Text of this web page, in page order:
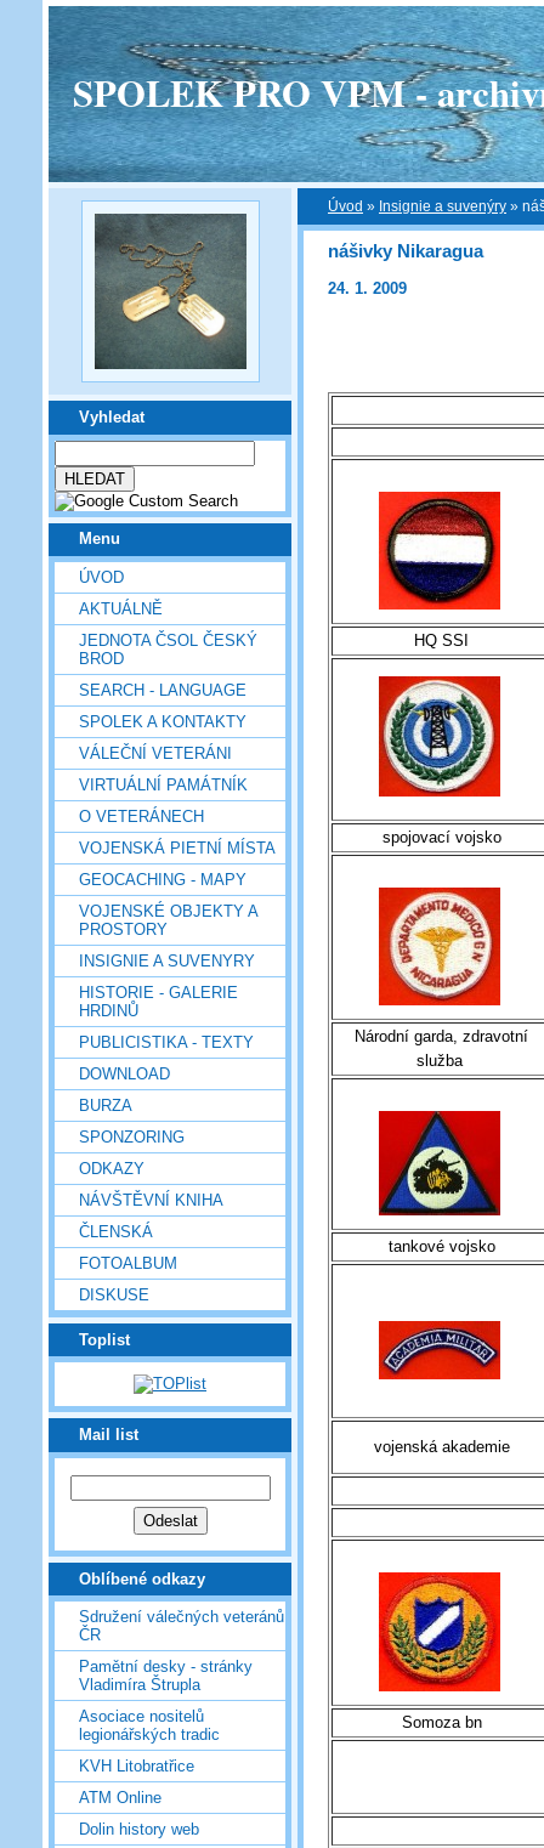
SPOLEK PRO VPM -
Vyhledat
Menu
ÚVOD
AKTUÁLNĚ
JEDNOTA ČSOL ČESKÝ
BROD
SEARCH - LANGUAGE
SPOLEK A KONTAKTY
VÁLEČNÍ VETERÁNI
VIRTUÁLNÍ PAMÁTNÍK
O VETERÁNECH
VOJENSKÁ PIETNÍ MÍSTA
GEOCACHING - MAPY
VOJENSKÉ OBJEKTY A
PROSTORY
INSIGNIE A SUVENYRY
HISTORIE - GALERIE
HRDINŮ
PUBLICISTIKA - TEXTY
DOWNLOAD
BURZA
SPONZORING
ODKAZY
NÁVŠTĚVNÍ KNIHA
ČLENSKÁ
FOTOALBUM
DISKUSE
Toplist
Mail list
Oblíbené odkazy
Sdružení válečných veteránů
ČR
Pamětní desky - stránky
Vladimíra Štrupla
Asociace nositelů
legionářských tradic
KVH Litobratřice
ATM Online
Dolin history web
Úvod » Insignie a suvenýry »
nášivky Nikaragua
24. 1. 2009
HQ SSI
spojovací vojsko
Národní garda, zdravotní
služba
tankové vojsko
vojenská akademie
Somoza bn